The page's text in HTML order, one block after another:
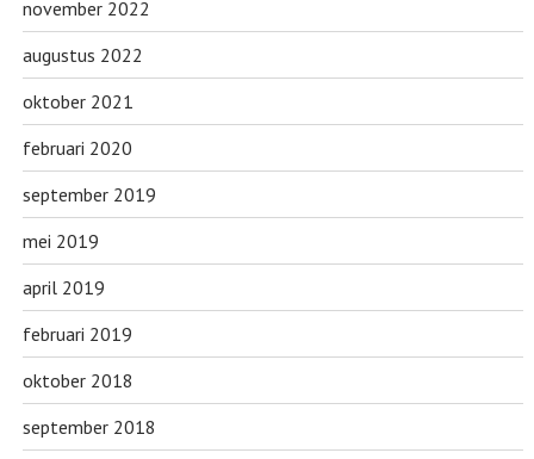
november 2022
augustus 2022
oktober 2021
februari 2020
september 2019
mei 2019
april 2019
februari 2019
oktober 2018
september 2018